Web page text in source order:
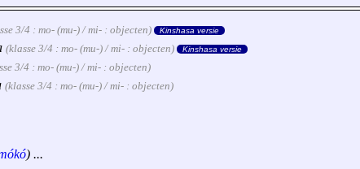
3/4 : mo- (mu-) / mi- : objecten) Kinshasa versie
(klasse 3/4 : mo- (mu-) / mi- : objecten) Kinshasa versie
3/4 : mo- (mu-) / mi- : objecten)
(klasse 3/4 : mo- (mu-) / mi- : objecten)
) ...